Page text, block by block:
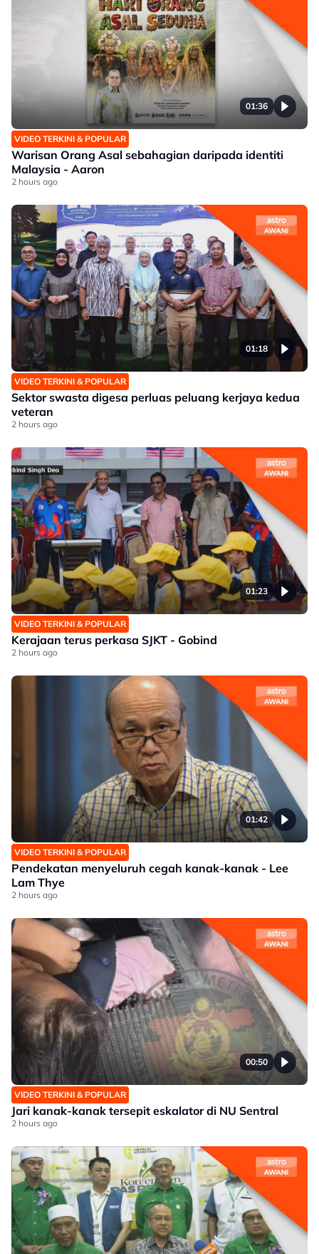
01:36
VIDEO TERKINI & POPULAR
Warisan Orang Asal sebahagian daripada identiti
Malaysia - Aaron
2 hours ago
01:18
VIDEO TERKINI & POPULAR
Sektor swasta digesa perluas peluang kerjaya kedua
veteran
2 hours ago
01:23
VIDEO TERKINI & POPULAR
Kerajaan terus perkasa SJKT - Gobind
2 hours ago
01:42
VIDEO TERKINI & POPULAR
Pendekatan menyeluruh cegah kanak-kanak - Lee
Lam Thye
2 hours ago
00:50
VIDEO TERKINI & POPULAR
Jari kanak-kanak tersepit eskalator di NU Sentral
2 hours ago